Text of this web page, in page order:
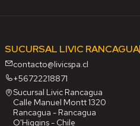
SUCURSAL LIVIC RANCAGUA
contacto@livicspa.cl
+56722218871
Sucursal Livic Rancagua
Calle Manuel Montt 1320
Rancagua - Rancagua
O'Higgins - Chile